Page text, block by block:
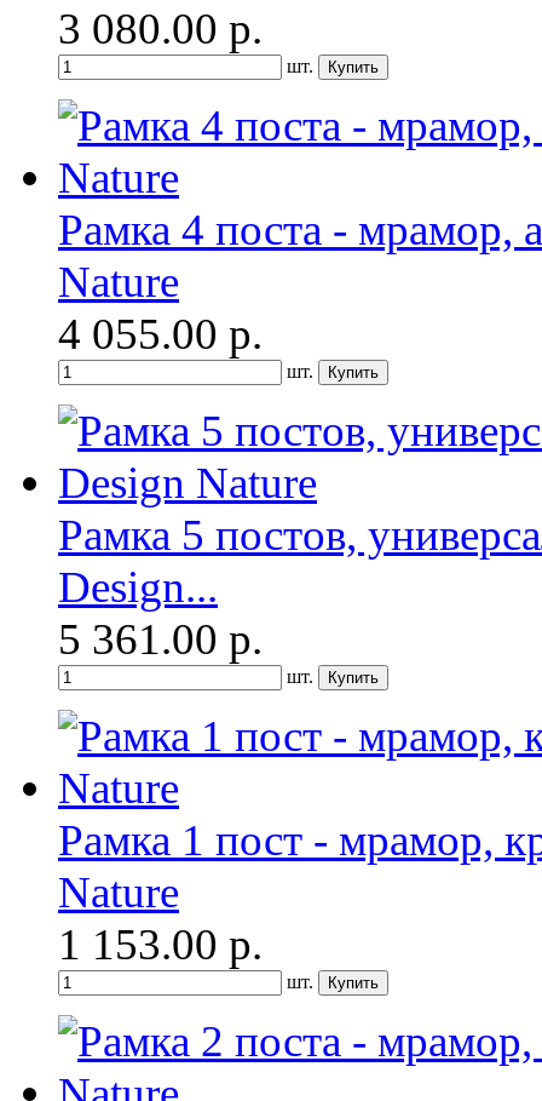
3 080.00 р.
шт.
Рамка 4 поста - мрамор,
Nature
4 055.00 р.
шт.
Рамка 5 постов,
Design...
5 361.00 р.
шт.
Рамка 1 пост - мрамор,
Nature
1 153.00 р.
шт.